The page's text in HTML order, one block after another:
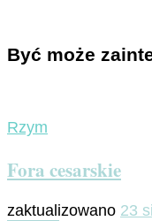
Być może
Rzym
Fora cesarskie
zaktualizowano 23